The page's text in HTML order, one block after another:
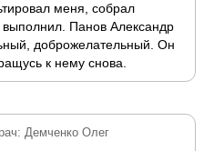
меня, собрал
Панов Александр
доброжелательный. Он
к нему снова.
Демченко Олег